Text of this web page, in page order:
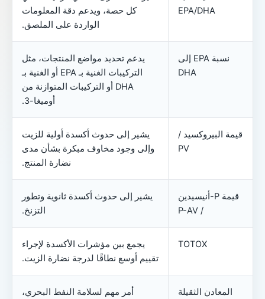
EPA/DHA
كل حصة، ويدعم دقة المعلومات
الواردة على الملصق.
نسبة EPA إلى
DHA
يدعم تحديد مواضع المنتجات، مثل
التركيبات الغنية بـ EPA أو الغنية بـ
DHA أو التركيبات المتوازنة من
أوميغا-3.
قيمة البيروكسيد /
PV
يشير إلى حدوث أكسدة أولية للزيت
وإلى وجود مخاوف مبكرة بشأن مدى
نضارة المنتج.
قيمة P-أنيسيدين
/ P-AV
يشير إلى حدوث أكسدة ثانوية وتطور
التزنخ.
TOTOX
يجمع بين مؤشرات الأكسدة لإجراء
تقييم أوسع نطاقًا لدرجة نضارة الزيت.
المعادن الثقيلة
أمر مهم لسلامة النفط البحري،